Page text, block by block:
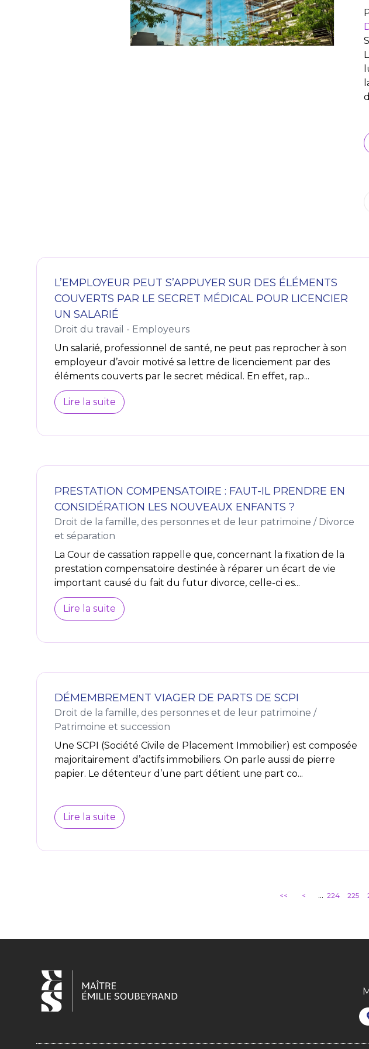
L’EMPLOYEUR PEUT S’APPUYER SUR DES ÉLÉMENTS
COUVERTS PAR LE SECRET MÉDICAL POUR LICENCIER
UN SALARIÉ
Droit du travail - Employeurs
Un salarié, professionnel de santé, ne peut pas reprocher à son
employeur d’avoir motivé sa lettre de licenciement par des
éléments couverts par le secret médical. En effet, rap...
Lire la suite
PRESTATION COMPENSATOIRE : FAUT-IL PRENDRE EN
CONSIDÉRATION LES NOUVEAUX ENFANTS ?
Droit de la famille, des personnes et de leur patrimoine / Divorce
et séparation
La Cour de cassation rappelle que, concernant la fixation de la
prestation compensatoire destinée à réparer un écart de vie
important causé du fait du futur divorce, celle-ci es...
Lire la suite
DÉMEMBREMENT VIAGER DE PARTS DE SCPI
Droit de la famille, des personnes et de leur patrimoine /
Patrimoine et succession
Une SCPI (Société Civile de Placement Immobilier) est composée
majoritairement d’actifs immobiliers. On parle aussi de pierre
papier. Le détenteur d’une part détient une part co...
Lire la suite
<< < ... 224 225